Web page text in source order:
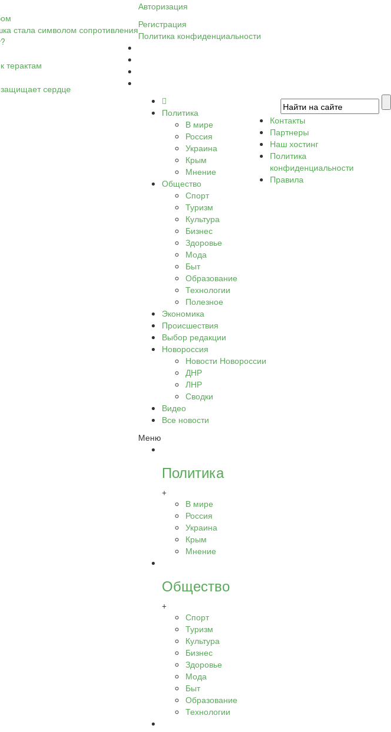
стала символом сопротивления
терактам
сердце
Авторизация
Регистрация
Политика конфиденциальности
Политика
В мире
Россия
Украина
Крым
Мнение
Общество
Спорт
Туризм
Культура
Бизнес
Здоровье
Мода
Быт
Образование
Технологии
Полезное
Экономика
Происшествия
Выбор редакции
Новороссия
Новости Новороссии
ДНР
ЛНР
Сводки
Видео
Все новости
Меню
Политика
+
В мире
Россия
Украина
Крым
Мнение
Общество
+
Спорт
Туризм
Культура
Бизнес
Здоровье
Мода
Быт
Образование
Технологии
Контакты
Партнеры
Наш хостинг
Политика
конфиденциальности
Правила